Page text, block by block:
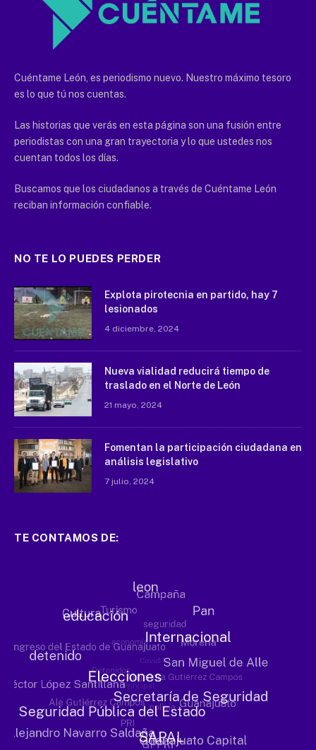
Cuéntame León, es periodismo nuevo. Nuestro máximo tesoro
es lo que tú nos cuentas.
Las historias que verás en esta página son una fusión entre
periodistas con una gran trayectoria y lo que ustedes nos
cuentan todos los días.
Buscamos que los ciudadanos a través de Cuéntame León
reciban información confiable.
NO TE LO PUEDES PERDER
Explota pirotecnia en partido, hay 7
lesionados
4 diciembre, 2024
Nueva vialidad reducirá tiempo de
traslado en el Norte de León
21 mayo, 2024
Fomentan la participación ciudadana en
análisis legislativo
7 julio, 2024
TE CONTAMOS DE: